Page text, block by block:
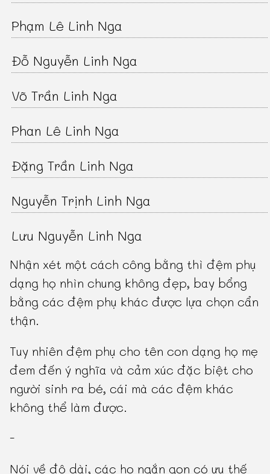
Phạm Lê Linh Nga
Đỗ Nguyễn Linh Nga
Võ Trần Linh Nga
Phan Lê Linh Nga
Đặng Trần Linh Nga
Nguyễn Trịnh Linh Nga
Lưu Nguyễn Linh Nga
Nhận xét một cách công bằng thì đệm phụ
dạng họ nhìn chung không đẹp, bay bổng
bằng các đệm phụ khác được lựa chọn cẩn
thận.
Tuy nhiên đệm phụ cho tên con dạng họ mẹ
đem đến ý nghĩa và cảm xúc đặc biệt cho
người sinh ra bé, cái mà các đệm khác
không thể làm được.
-
Nói về độ dài, các họ ngắn gọn có ưu thế